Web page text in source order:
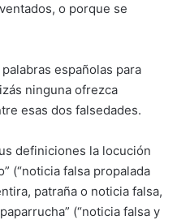
o porque se
españolas para
ninguna ofrezca
esas dos falsedades.
definiciones la locución
(“noticia falsa propalada
patraña o noticia falsa,
(“noticia falsa y